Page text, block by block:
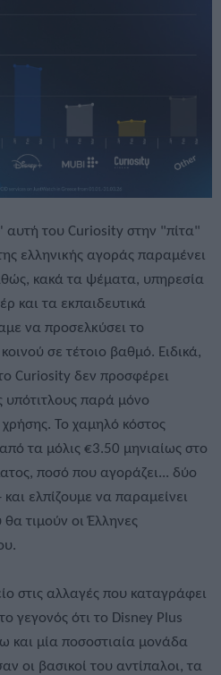
του Curiosity στην "πίτα"
ελληνικής αγοράς παραμένει
κακά τα ψέματα, υπηρεσία
και τα εκπαιδευτικά
να προσελκύσει το
σε τέτοιο βαθμό. Ειδικά,
Curiosity δεν προσφέρει
υπότιτλους παρά μόνο
Το χαμηλό κόστος
τα μόλις €3.50 μηνιαίως στο
ποσό που αγοράζει... δύο
ελπίζουμε να παραμείνει
τιμούν οι Έλληνες
στις αλλαγές που καταγράφει
γεγονός ότι το Disney Plus
και μία ποσοστιαία μονάδα
οι βασικοί του αντίπαλοι, τα